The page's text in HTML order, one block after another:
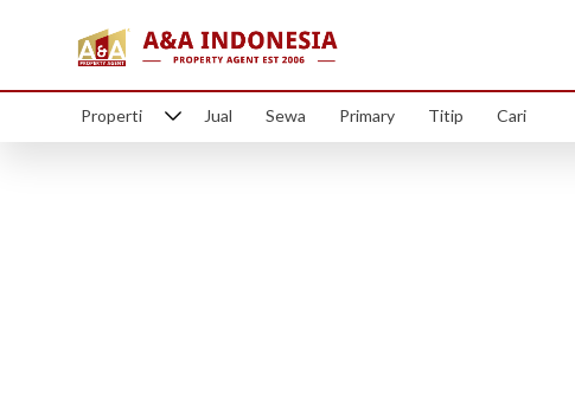
Properti Jual Sewa Primary Titip Cari